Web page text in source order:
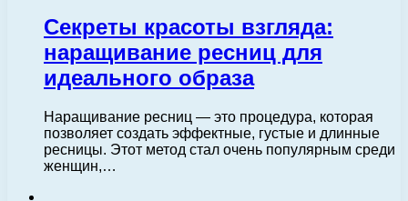
Секреты красоты взгляда:
наращивание ресниц для
идеального образа
Наращивание ресниц — это процедура, которая
позволяет создать эффектные, густые и длинные
ресницы. Этот метод стал очень популярным среди
женщин,…